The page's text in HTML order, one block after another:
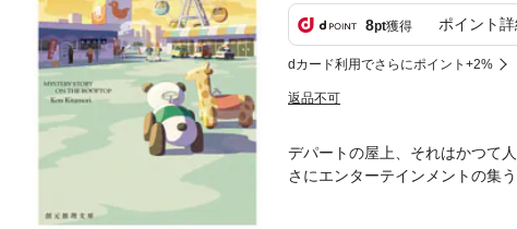
8pt獲得 ポイント詳
dカード利用でさらにポイント+2%
返品不可
デパートの屋上、それはかつて
さにエンターテインメントの集
る讃岐うどんの名店がある。老